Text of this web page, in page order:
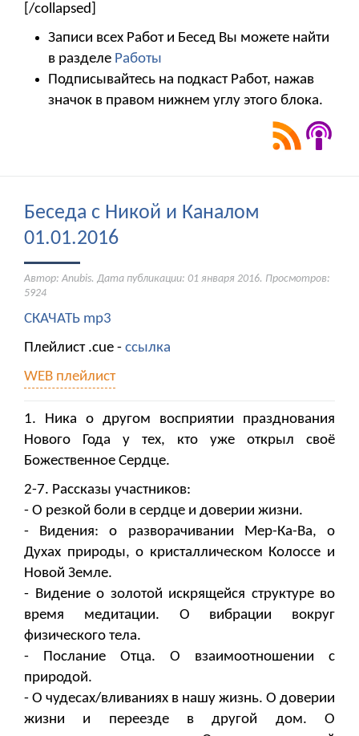
[/collapsed]
Записи всех Работ и Бесед Вы можете найти
в разделе Работы
Подписывайтесь на подкаст Работ, нажав
значок в правом нижнем углу этого блока.
Беседа с Никой и Каналом
01.01.2016
Автор: Anubis. Дата публикации: 01 января 2016. Просмотров:
5924
СКАЧАТЬ mp3
Плейлист .cue - ссылка
WEB плейлист
1. Ника о другом восприятии празднования
Нового Года у тех, кто уже открыл своё
Божественное Сердце.
2-7. Рассказы участников:
- О резкой боли в сердце и доверии жизни.
- Видения: о разворачивании Мер-Ка-Ва, о
Духах природы, о кристаллическом Колоссе и
Новой Земле.
- Видение о золотой искрящейся структуре во
время медитации. О вибрации вокруг
физического тела.
- Послание Отца. О взаимоотношении с
природой.
- О чудесах/вливаниях в нашу жизнь. О доверии
жизни и переезде в другой дом. О